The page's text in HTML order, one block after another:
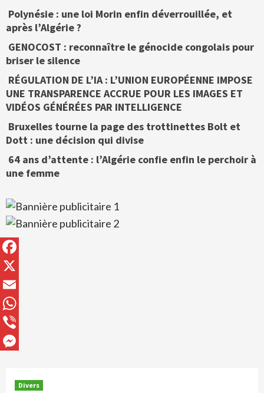
Polynésie : une loi Morin enfin déverrouillée, et
après l’Algérie ?
GENOCOST : reconnaître le génocide congolais pour
briser le silence
RÉGULATION DE L’IA : L’UNION EUROPÉENNE IMPOSE
UNE TRANSPARENCE ACCRUE POUR LES IMAGES ET
VIDÉOS GÉNÉRÉES PAR INTELLIGENCE
Bruxelles tourne la page des trottinettes Bolt et
Dott : une décision qui divise
64 ans d’attente : l’Algérie confie enfin le perchoir à
une femme
Divers